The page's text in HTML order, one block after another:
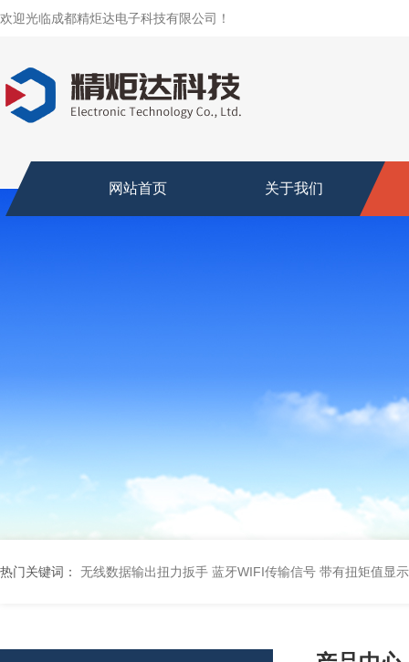
欢迎光临成都精炬达电子科技有限公司！
网站首页 关于我们
热门关键词： 无线数据输出扭力扳手 蓝牙WIFI传输信号 带有扭矩值显